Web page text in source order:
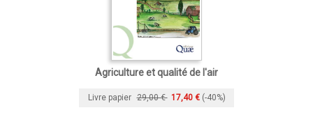
Agriculture et qualité de l'air
Livre papier 29,00 € 17,40 € (-40%)